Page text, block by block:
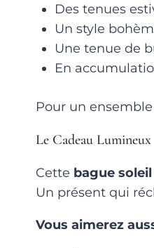
Des tenues
Un style
Une tenue de
En
Pour un
Le Cadeau Lumineux
Cette bague soleil
Un présent qui
Vous aimerez